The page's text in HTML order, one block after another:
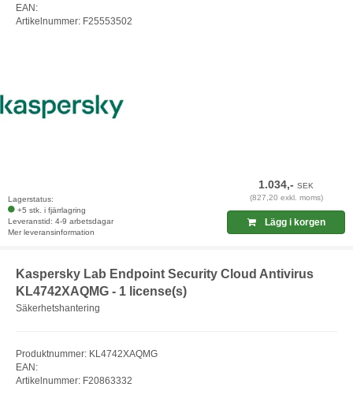
EAN:
Artikelnummer: F25553502
Lagerstatus:
+5 stk. i fjärrlagring
Leveranstid: 4-9 arbetsdagar
Mer leveransinformation
1.034,-SEK
(827,20 exkl. moms)
Lägg i korgen
Kaspersky Lab Endpoint Security Cloud Antivirus
KL4742XAQMG - 1 license(s)
Säkerhetshantering
Produktnummer: KL4742XAQMG
EAN:
Artikelnummer: F20863332